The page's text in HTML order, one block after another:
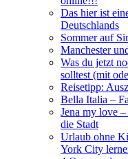
Das hier ist
Deutschlands
Sommer auf
Manchester
Was du jetzt
solltest (mit
Reisetipp:
Bella Italia –
Jena my love
die Stadt
Urlaub ohne
York City